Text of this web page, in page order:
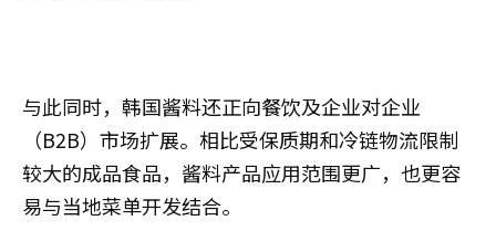
与此同时，韩国酱料还正向餐饮及企业对企业
（B2B）市场扩展。相比受保质期和冷链物流限制
较大的成品食品，酱料产品应用范围更广，也更容
易与当地菜单开发结合。